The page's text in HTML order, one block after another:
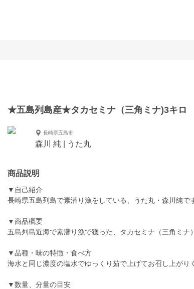
★五島列島産★タカセミナ（三角ミナ)3キロ
長崎県五島市
森川 純 | うた丸
商品説明
▼自己紹介
長崎県五島列島で素潜り漁をしている、うた丸・森川純で
▼商品概要
五島列島近海で素潜り漁で獲った、タカセミナ（三角ミナ
▼品種・味の特徴・食べ方
海水と同じ濃度の塩水でゆっくり茹で上げてお召し上がり
▼数量、分量の目安